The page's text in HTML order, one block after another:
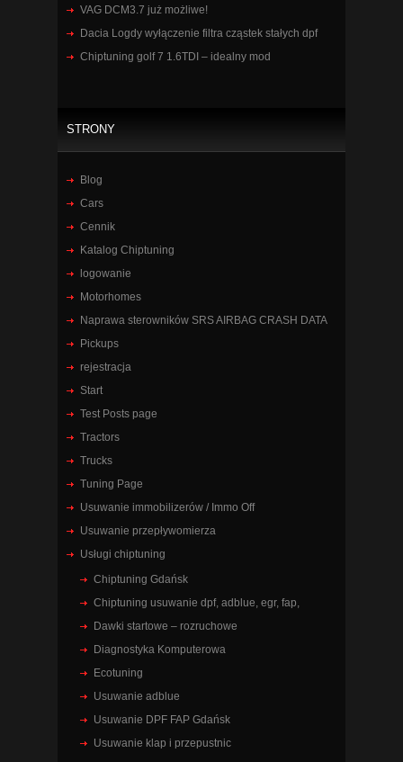
VAG DCM3.7 już możliwe!
Dacia Logdy wyłączenie filtra cząstek stałych dpf
Chiptuning golf 7 1.6TDI – idealny mod
STRONY
Blog
Cars
Cennik
Katalog Chiptuning
logowanie
Motorhomes
Naprawa sterowników SRS AIRBAG CRASH DATA
Pickups
rejestracja
Start
Test Posts page
Tractors
Trucks
Tuning Page
Usuwanie immobilizerów / Immo Off
Usuwanie przepływomierza
Usługi chiptuning
Chiptuning Gdańsk
Chiptuning usuwanie dpf, adblue, egr, fap,
Dawki startowe – rozruchowe
Diagnostyka Komputerowa
Ecotuning
Usuwanie adblue
Usuwanie DPF FAP Gdańsk
Usuwanie klap i przepustnic